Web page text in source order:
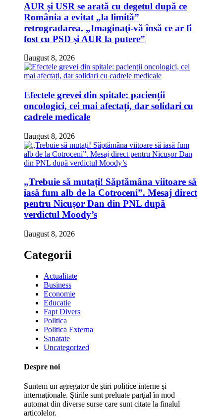
AUR și USR se arată cu degetul după ce
România a evitat „la limită”
retrogradarea. „Imaginaţi-vă însă ce ar fi
fost cu PSD şi AUR la putere”
august 8, 2026
Efectele grevei din spitale: pacienții
oncologici, cei mai afectați, dar solidari cu
cadrele medicale
august 8, 2026
„Trebuie să mutați! Săptămâna viitoare să
iasă fum alb de la Cotroceni”. Mesaj direct
pentru Nicușor Dan din PNL după
verdictul Moody’s
august 8, 2026
Categorii
Actualitate
Business
Economie
Educatie
Fapt Divers
Politica
Politica Externa
Sanatate
Uncategorized
Despre noi
Suntem un agregator de ştiri politice interne şi
internaţionale. Ştirile sunt preluate parţial în mod
automat din diverse surse care sunt citate la finalul
articolelor.